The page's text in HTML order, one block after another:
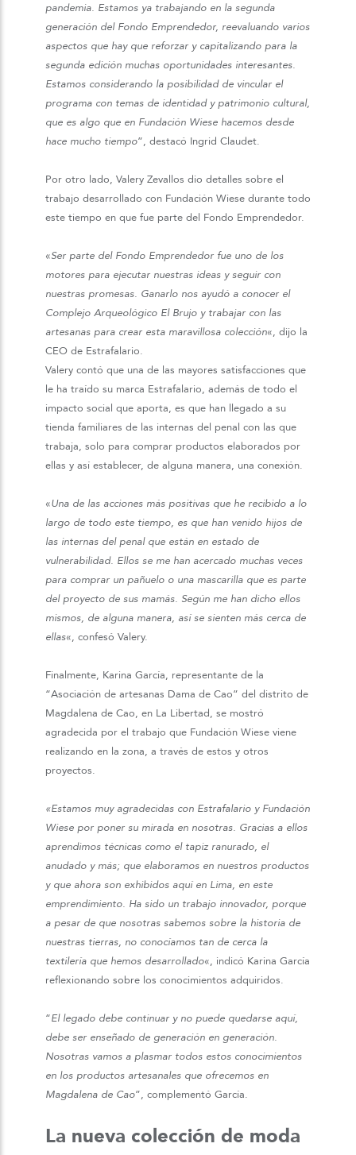
pandemia. Estamos ya trabajando en la segunda
generación del Fondo Emprendedor, reevaluando varios
aspectos que hay que reforzar y capitalizando para la
segunda edición muchas oportunidades interesantes.
Estamos considerando la posibilidad de vincular el
programa con temas de identidad y patrimonio cultural,
que es algo que en Fundación Wiese hacemos desde
hace mucho tiempo”, destacó Ingrid Claudet.
Por otro lado, Valery Zevallos dio detalles sobre el
trabajo desarrollado con Fundación Wiese durante todo
este tiempo en que fue parte del Fondo Emprendedor.
«Ser parte del Fondo Emprendedor fue uno de los
motores para ejecutar nuestras ideas y seguir con
nuestras promesas. Ganarlo nos ayudó a conocer el
Complejo Arqueológico El Brujo y trabajar con las
artesanas para crear esta maravillosa colección«, dijo la
CEO de Estrafalario.
Valery contó que una de las mayores satisfacciones que
le ha traído su marca Estrafalario, además de todo el
impacto social que aporta, es que han llegado a su
tienda familiares de las internas del penal con las que
trabaja, solo para comprar productos elaborados por
ellas y así establecer, de alguna manera, una conexión.
«Una de las acciones más positivas que he recibido a lo
largo de todo este tiempo, es que han venido hijos de
las internas del penal que están en estado de
vulnerabilidad. Ellos se me han acercado muchas veces
para comprar un pañuelo o una mascarilla que es parte
del proyecto de sus mamás. Según me han dicho ellos
mismos, de alguna manera, así se sienten más cerca de
ellas«, confesó Valery.
Finalmente, Karina García, representante de la
“Asociación de artesanas Dama de Cao” del distrito de
Magdalena de Cao, en La Libertad, se mostró
agradecida por el trabajo que Fundación Wiese viene
realizando en la zona, a través de estos y otros
proyectos.
«Estamos muy agradecidas con Estrafalario y Fundación
Wiese por poner su mirada en nosotras. Gracias a ellos
aprendimos técnicas como el tapiz ranurado, el
anudado y más; que elaboramos en nuestros productos
y que ahora son exhibidos aquí en Lima, en este
emprendimiento. Ha sido un trabajo innovador, porque
a pesar de que nosotras sabemos sobre la historia de
nuestras tierras, no conocíamos tan de cerca la
textilería que hemos desarrollado«, indicó Karina García
reflexionando sobre los conocimientos adquiridos.
“El legado debe continuar y no puede quedarse aquí,
debe ser enseñado de generación en generación.
Nosotras vamos a plasmar todos estos conocimientos
en los productos artesanales que ofrecemos en
Magdalena de Cao”, complementó García.
La nueva colección de moda